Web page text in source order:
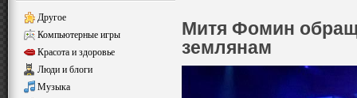
Другое
Компьютерные игры
Красота и здоровье
Люди и блоги
Музыка
Митя Фомин
землянам